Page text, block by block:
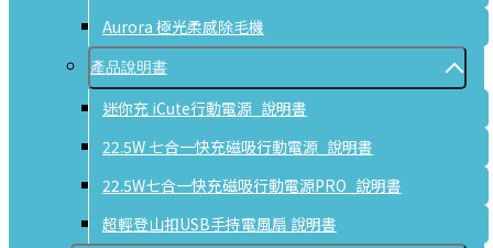
Aurora 極光柔感除毛機
產品說明書
迷你充 iCute行動電源_說明書
22.5W 七合一快充磁吸行動電源_說明書
22.5W七合一快充磁吸行動電源PRO_說明書
超輕登山扣USB手持電風扇 說明書